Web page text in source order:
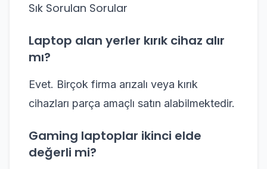
Sık Sorulan Sorular
Laptop alan yerler kırık cihaz alır
mı?
Evet. Birçok firma arızalı veya kırık
cihazları parça amaçlı satın alabilmektedir.
Gaming laptoplar ikinci elde
değerli mi?